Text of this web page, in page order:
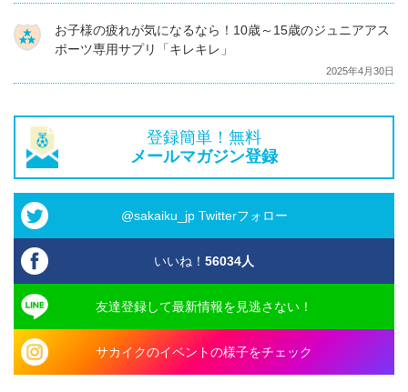
お子様の疲れが気になるなら！10歳～15歳のジュニアアス
ポーツ専用サプリ「キレキレ」
2025年4月30日
登録簡単！無料
メールマガジン登録
@sakaiku_jp Twitterフォロー
いいね！ 56034人
友達登録して最新情報を見逃さない！
サカイクのイベントの様子をチェック